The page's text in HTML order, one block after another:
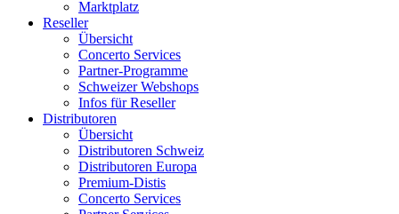
Marktplatz
Reseller
Übersicht
Concerto Services
Partner-Programme
Schweizer Webshops
Infos für Reseller
Distributoren
Übersicht
Distributoren Schweiz
Distributoren Europa
Premium-Distis
Concerto Services